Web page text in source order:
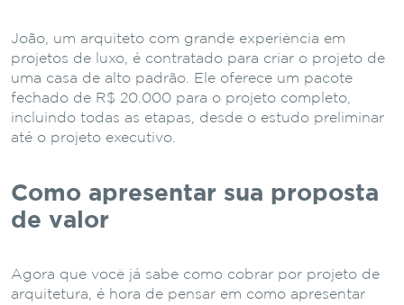
João, um arquiteto com grande experiência em
projetos de luxo, é contratado para criar o projeto de
uma casa de alto padrão. Ele oferece um pacote
fechado de R$ 20.000 para o projeto completo,
incluindo todas as etapas, desde o estudo preliminar
até o projeto executivo.
Como apresentar sua proposta
de valor
Agora que você já sabe como cobrar por projeto de
arquitetura, é hora de pensar em como apresentar